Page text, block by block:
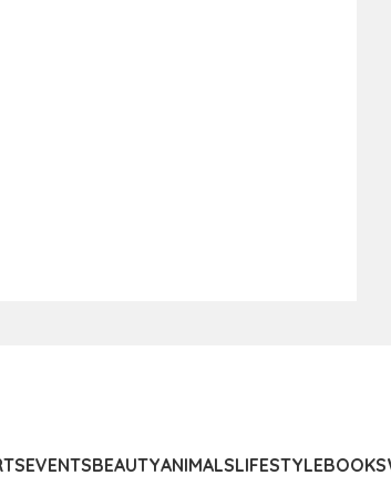
EVENTSBEAUTYANIMALSLIFESTYLEBOOKS